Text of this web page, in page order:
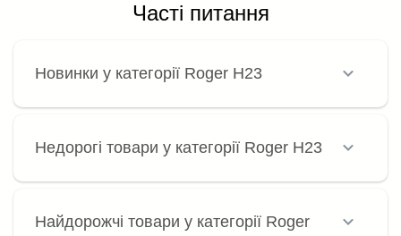
Часті питання
Новинки у категорії Roger H23
Недорогі товари у категорії Roger H23
Найдорожчі товари у категорії Roger